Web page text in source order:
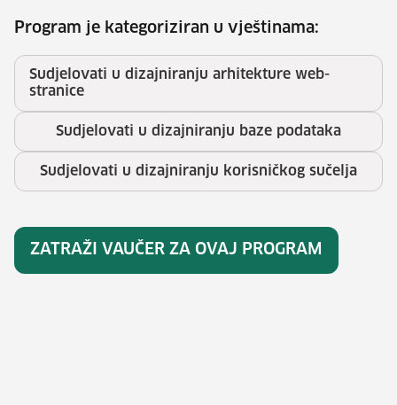
Program je kategoriziran u vještinama:
Sudjelovati u dizajniranju arhitekture web-
stranice
Sudjelovati u dizajniranju baze podataka
Sudjelovati u dizajniranju korisničkog sučelja
ZATRAŽI VAUČER ZA OVAJ PROGRAM